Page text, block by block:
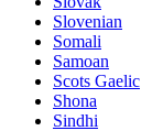
Slovenian
Somali
Samoan
Scots Gaelic
Shona
Sindhi